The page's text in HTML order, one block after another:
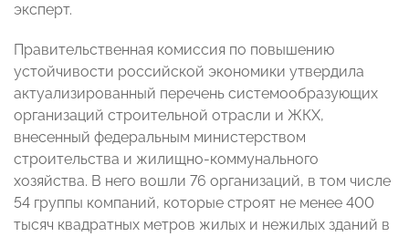
эксперт.
Правительственная комиссия по повышению
устойчивости российской экономики утвердила
актуализированный перечень системообразующих
организаций строительной отрасли и ЖКХ,
внесенный федеральным министерством
строительства и жилищно-коммунального
хозяйства. В него вошли 76 организаций, в том числе
54 группы компаний, которые строят не менее 400
тысяч квадратных метров жилых и нежилых зданий в